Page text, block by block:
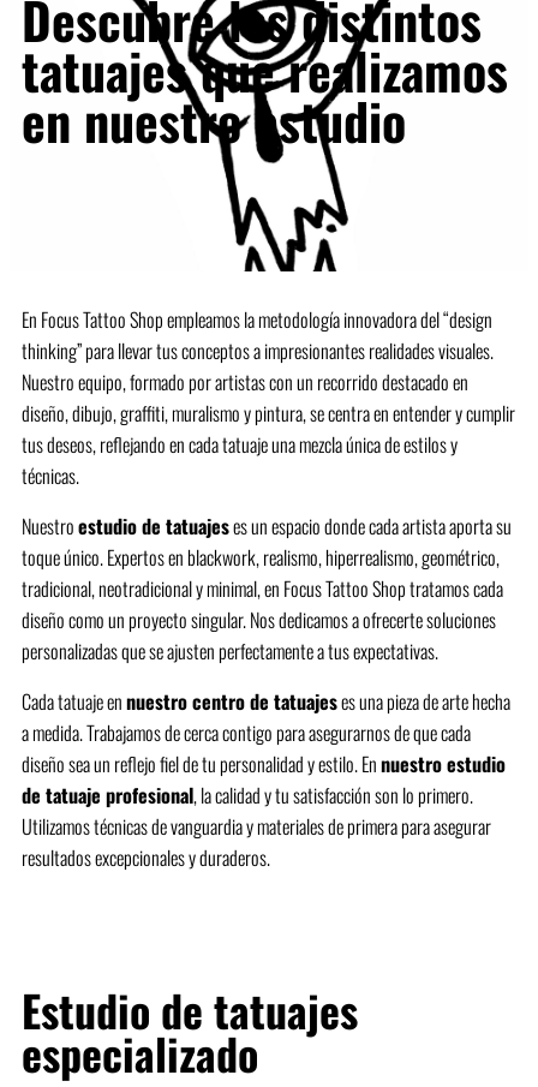
Descubre los distintos
tatuajes que realizamos
en nuestro estudio
En Focus Tattoo Shop empleamos la metodología innovadora del “design
thinking” para llevar tus conceptos a impresionantes realidades visuales.
Nuestro equipo, formado por artistas con un recorrido destacado en
diseño, dibujo, graffiti, muralismo y pintura, se centra en entender y cumplir
tus deseos, reflejando en cada tatuaje una mezcla única de estilos y
técnicas.
Nuestroestudio de tatuajeses un espacio donde cada artista aporta su
toque único. Expertos en blackwork, realismo, hiperrealismo, geométrico,
tradicional, neotradicional y minimal, en Focus Tattoo Shop tratamos cada
diseño como un proyecto singular. Nos dedicamos a ofrecerte soluciones
personalizadas que se ajusten perfectamente a tus expectativas.
Cada tatuaje ennuestro centro de tatuajeses una pieza de arte hecha
a medida. Trabajamos de cerca contigo para asegurarnos de que cada
diseño sea un reflejo fiel de tu personalidad y estilo. Ennuestro estudio
de tatuaje profesional, la calidad y tu satisfacción son lo primero.
Utilizamos técnicas de vanguardia y materiales de primera para asegurar
resultados excepcionales y duraderos.
Estudio de tatuajes
especializado